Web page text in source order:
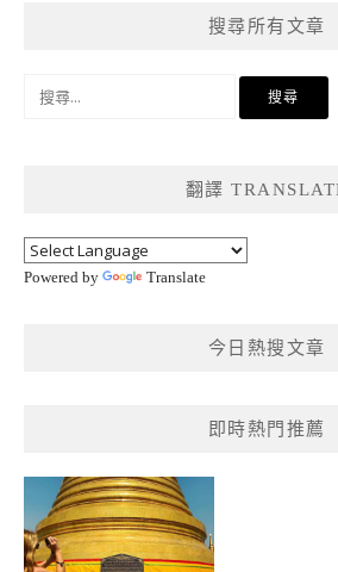
搜尋所有文章
翻譯
Powered by Translate
今日熱搜文章
即時熱門推薦